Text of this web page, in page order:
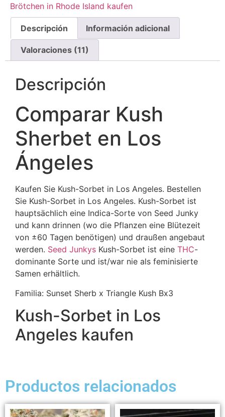
Brötchen in Rhode Island kaufen
Descripción Información adicional
Valoraciones (11)
Descripción
Comparar Kush
Sherbet en Los
Ángeles
Kaufen Sie Kush-Sorbet in Los Angeles. Bestellen
Sie Kush-Sorbet in Los Angeles. Kush-Sorbet ist
hauptsächlich eine Indica-Sorte von Seed Junky
und kann drinnen (wo die Pflanzen eine Blütezeit
von ±60 Tagen benötigen) und draußen angebaut
werden. Seed Junkys Kush-Sorbet ist eine THC-
dominante Sorte und ist/war nie als feminisierte
Samen erhältlich.
Familia: Sunset Sherb x Triangle Kush Bx3
Kush-Sorbet in Los
Angeles kaufen
Productos relacionados